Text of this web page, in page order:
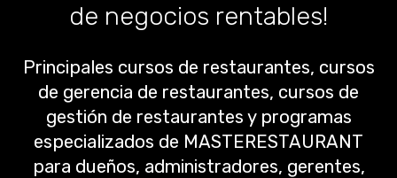
de negocios rentables!
Principales cursos de restaurantes, cursos
de gerencia de restaurantes, cursos de
gestión de restaurantes y programas
especializados de MASTERESTAURANT
para dueños, administradores, gerentes,